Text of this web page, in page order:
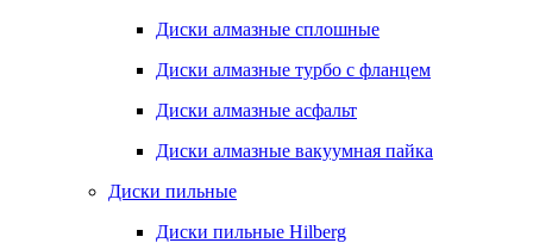
Диски алмазные сплошные
Диски алмазные турбо с фланцем
Диски алмазные асфальт
Диски алмазные вакуумная пайка
Диски пильные
Диски пильные Hilberg